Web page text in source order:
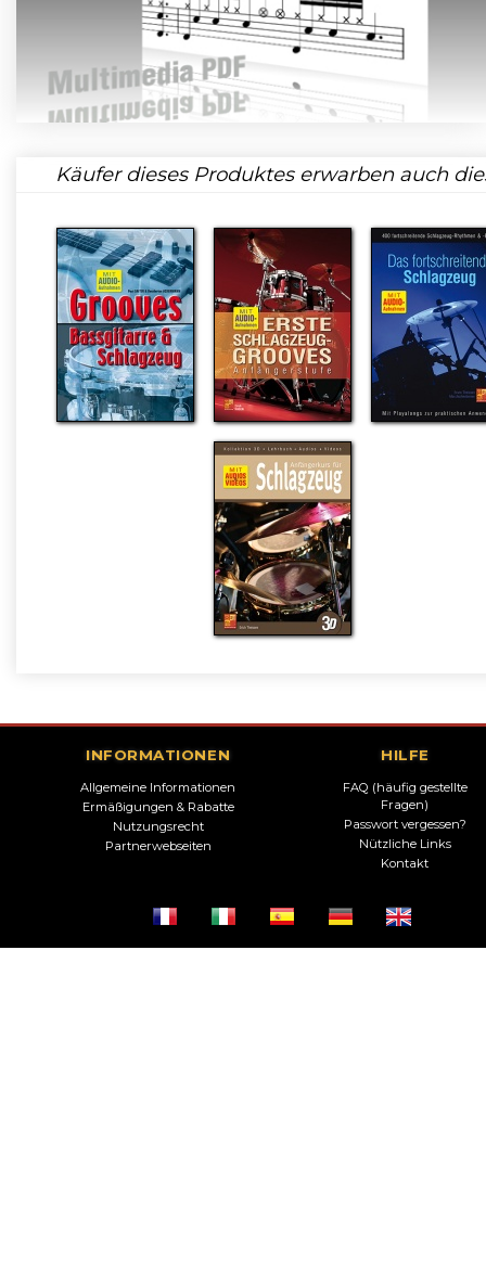
Käufer dieses Produktes erwarben auch
INFORMATIONEN
Allgemeine Informationen
Ermäßigungen & Rabatte
Nutzungsrecht
Partnerwebseiten
HILFE
FAQ (häufig gestellte
Fragen)
Passwort vergessen?
Nützliche Links
Kontakt